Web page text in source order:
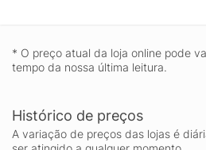
* O preço atual da loja online pode
tempo da nossa última leitura.
Histórico de preços
A variação de preços das lojas é